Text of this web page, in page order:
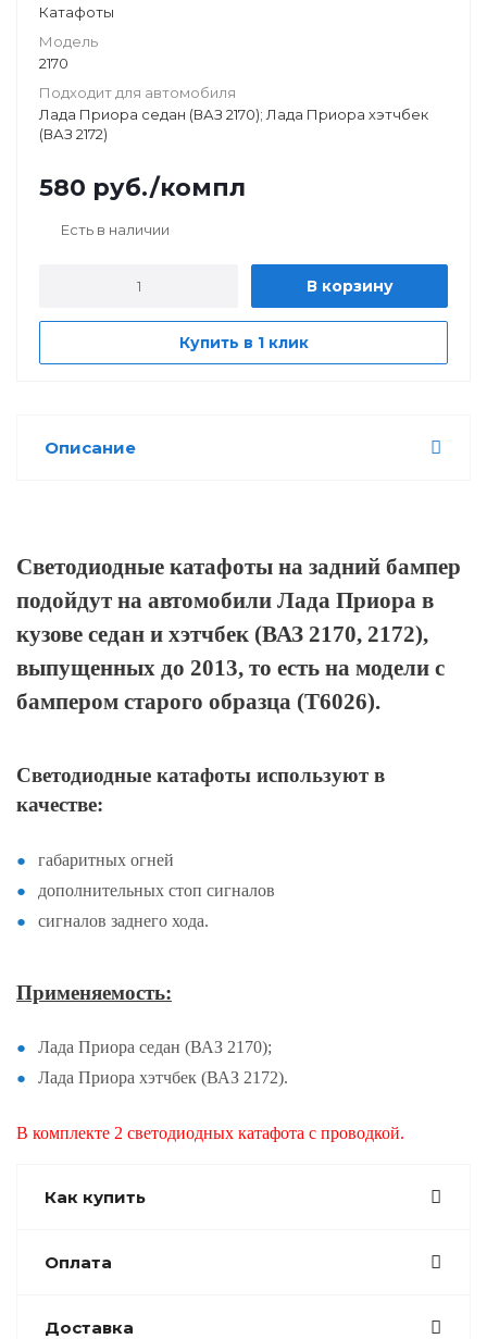
Катафоты
Модель
2170
Подходит для автомобиля
Лада Приора седан (ВАЗ 2170); Лада Приора хэтчбек
(ВАЗ 2172)
580 руб./компл
Есть в наличии
В корзину
Купить в 1 клик
Описание
Светодиодные катафоты на задний бампер
подойдут на автомобили Лада Приора в
кузове седан и хэтчбек (ВАЗ 2170, 2172),
выпущенных до 2013, то есть на модели с
бампером старого образца (Т6026).
Светодиодные катафоты используют в
качестве:
габаритных огней
дополнительных стоп сигналов
сигналов заднего хода.
Применяемость:
Лада Приора седан (ВАЗ 2170);
Лада Приора хэтчбек (ВАЗ 2172).
В комплекте 2 светодиодных катафота с проводкой.
Как купить
Оплата
Доставка